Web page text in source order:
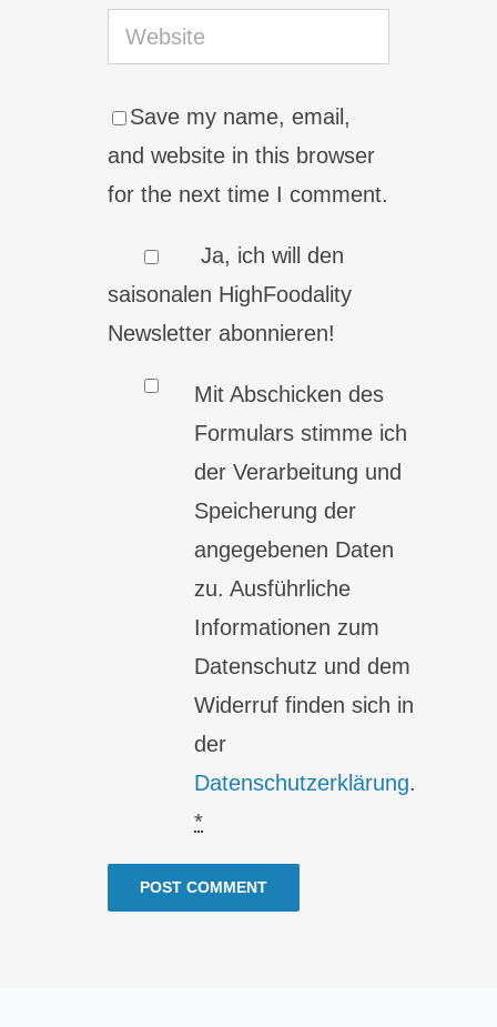
Save my name, email,
and website in this browser
for the next time I comment.
Ja, ich will den
saisonalen HighFoodality
Newsletter abonnieren!
Mit Abschicken des
Formulars stimme ich
der Verarbeitung und
Speicherung der
angegebenen Daten
zu. Ausführliche
Informationen zum
Datenschutz und dem
Widerruf finden sich in
der
Datenschutzerklärung.
*